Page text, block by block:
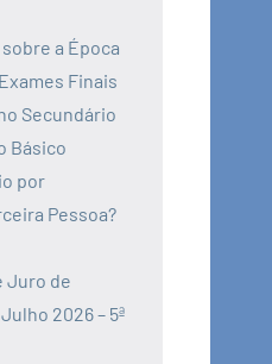
a Época
Finais
Secundário
Básico
por
Pessoa?
Juro de
2026 – 5ª